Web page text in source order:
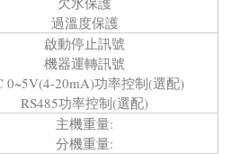
過溫度保護
啟動停止訊號
機器運轉訊號
0~5V(4-20mA)功率控制(選配)
RS485功率控制(選配)
主機重量:
分機重量: